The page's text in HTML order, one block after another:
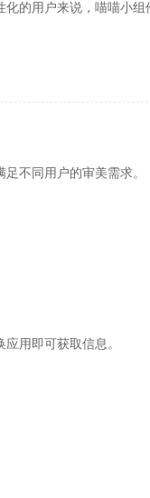
的用户来说，喵喵小组
不同用户的审美需求。
用即可获取信息。